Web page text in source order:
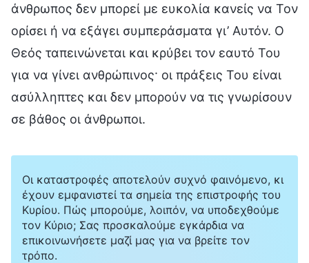
άνθρωπος δεν μπορεί με ευκολία κανείς να Τον
ορίσει ή να εξάγει συμπεράσματα γι’ Αυτόν. Ο
Θεός ταπεινώνεται και κρύβει τον εαυτό Του
για να γίνει ανθρώπινος· οι πράξεις Του είναι
ασύλληπτες και δεν μπορούν να τις γνωρίσουν
σε βάθος οι άνθρωποι.
Οι καταστροφές αποτελούν συχνό φαινόμενο, κι
έχουν εμφανιστεί τα σημεία της επιστροφής του
Κυρίου. Πώς μπορούμε, λοιπόν, να υποδεχθούμε
τον Κύριο; Σας προσκαλούμε εγκάρδια να
επικοινωνήσετε μαζί μας για να βρείτε τον
τρόπο.